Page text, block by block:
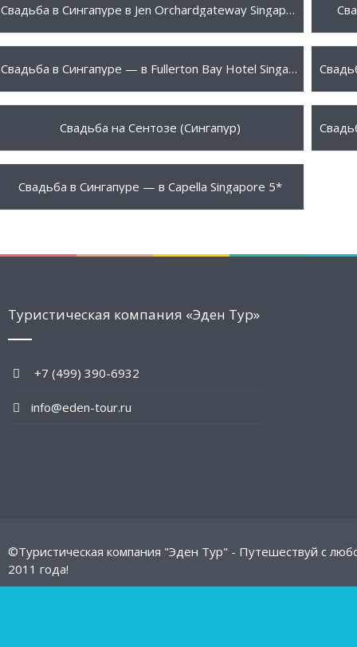
120 $ ПОДРОБНЕЕ Свадьба в Сингапуре в Jen Orchardgateway Singapore 5* 170
210 $ ПОДРОБНЕЕ Свадьба в Сингапуре — в Fullerton Bay Hotel Singapore 5* 270
ПОДРОБНЕЕ
Свадьба на Сентозе (Сингапур)
8830 $ ПОДРОБНЕЕ
Свадьба в Сингапуре — в Capella Singapore 5*
Туристическая компания «Эден Тур»
+7 (499) 390-6932
info@eden-tour.ru
©Туристическая компания "Эден Тур" - Путешествуй с
2011 года!